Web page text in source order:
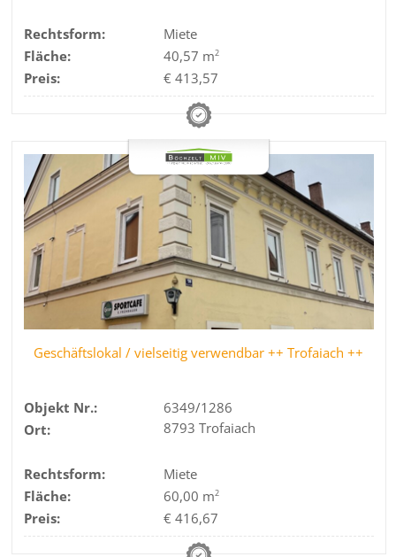
Rechtsform:
Miete
Fläche:
40,57 m2
Preis: € 413,57
Geschäftslokal / vielseitig verwendbar ++ Trofaiach ++
Objekt Nr.:
6349/1286
Ort:
8793 Trofaiach
Rechtsform:
Miete
Fläche:
60,00 m2
Preis: € 416,67